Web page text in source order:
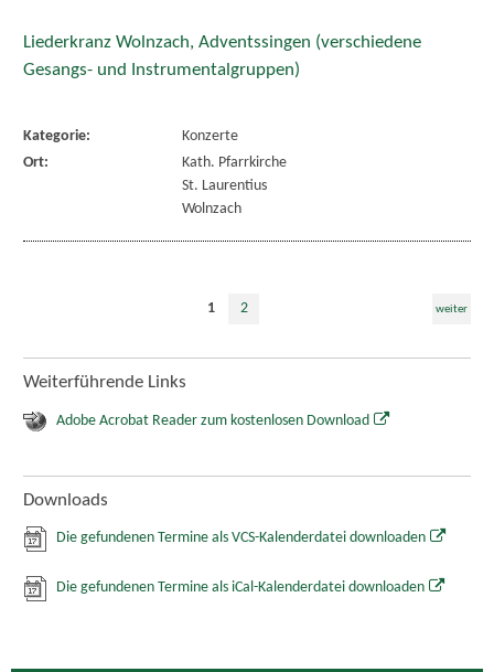
Liederkranz Wolnzach, Adventssingen (verschiedene
Gesangs- und Instrumentalgruppen)
Kategorie:
Konzerte
Ort:
Kath. Pfarrkirche
St. Laurentius
Wolnzach
1 2 weiter
Weiterführende Links
Adobe Acrobat Reader zum kostenlosen Download
Downloads
Die gefundenen Termine als VCS-Kalenderdatei downloaden
Die gefundenen Termine als iCal-Kalenderdatei downloaden